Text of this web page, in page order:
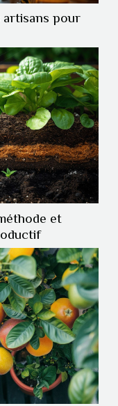
artisans pour
et